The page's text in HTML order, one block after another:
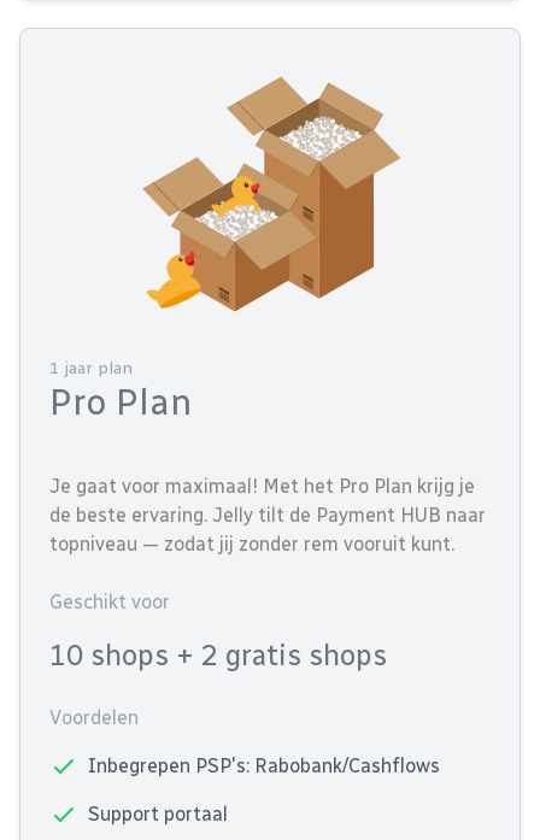
1 jaar plan
Pro Plan
Je gaat voor maximaal! Met het Pro Plan krijg je
de beste ervaring. Jelly tilt de Payment HUB naar
topniveau — zodat jij zonder rem vooruit kunt.
Geschikt voor
10 shops + 2 gratis shops
Voordelen
Inbegrepen PSP's: Rabobank/Cashflows
Support portaal